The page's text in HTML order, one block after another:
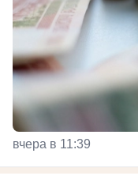
вчера в 11:39